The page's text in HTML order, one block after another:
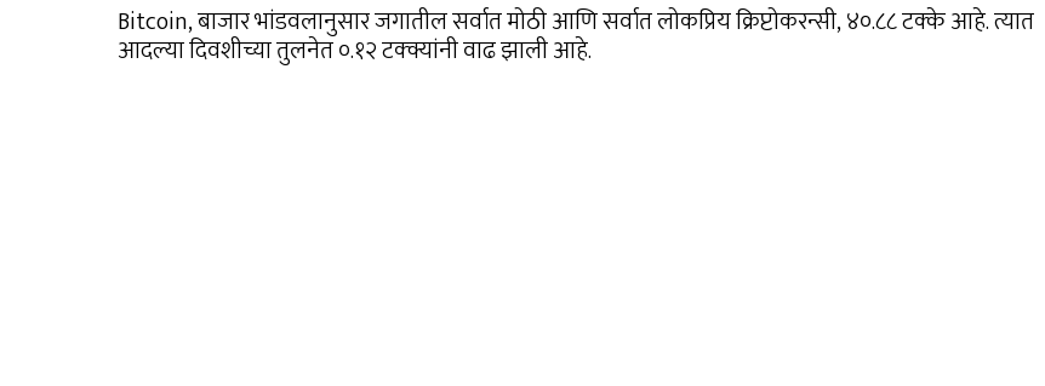
Bitcoin, बाजार भांडवलानुसार जगातील सर्वात मोठी आणि सर्वात लोकप्रिय क्रिप्टोकरन्सी, ४०.८८ टक्के आहे. त्यात
आदल्या दिवशीच्या तुलनेत ०.१२ टक्क्यांनी वाढ झाली आहे.